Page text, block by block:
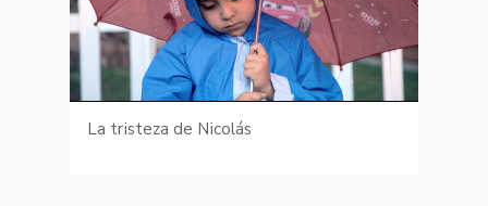
La tristeza de Nicolás